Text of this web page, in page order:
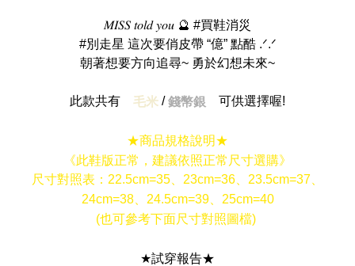
𝑀𝐼𝑆𝑆 𝑡𝑜𝑙𝑑 𝑦𝑜𝑢 🔮 #買鞋消災
#別走星 這次要俏皮帶 “億” 點酷 .ᐟ.ᐟ
朝著想要方向追尋~ 勇於幻想未來~
此款共有 毛米 /錢幣銀 可供選擇喔!
★商品規格說明★
《此鞋版正常，建議依照正常尺寸選購》
尺寸對照表：22.5cm=35、23cm=36、23.5cm=37、
24cm=38、24.5cm=39、25cm=40
(也可參考下面尺寸對照圖檔)
★試穿報告★